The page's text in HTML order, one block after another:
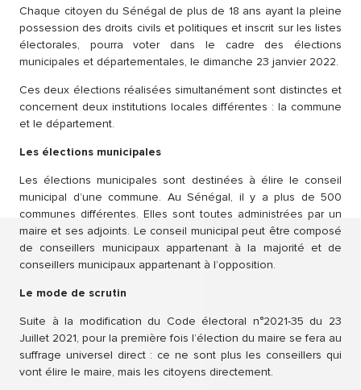
Chaque citoyen du Sénégal de plus de 18 ans ayant la pleine
possession des droits civils et politiques et inscrit sur les listes
électorales, pourra voter dans le cadre des élections
municipales et départementales, le dimanche 23 janvier 2022.
Ces deux élections réalisées simultanément sont distinctes et
concernent deux institutions locales différentes : la commune
et le département.
Les élections municipales
Les élections municipales sont destinées à élire le conseil
municipal d’une commune. Au Sénégal, il y a plus de 500
communes différentes. Elles sont toutes administrées par un
maire et ses adjoints. Le conseil municipal peut être composé
de conseillers municipaux appartenant à la majorité et de
conseillers municipaux appartenant à l’opposition.
Le mode de scrutin
Suite à la modification du Code électoral n°2021-35 du 23
Juillet 2021, pour la première fois l’élection du maire se fera au
suffrage universel direct : ce ne sont plus les conseillers qui
vont élire le maire, mais les citoyens directement.